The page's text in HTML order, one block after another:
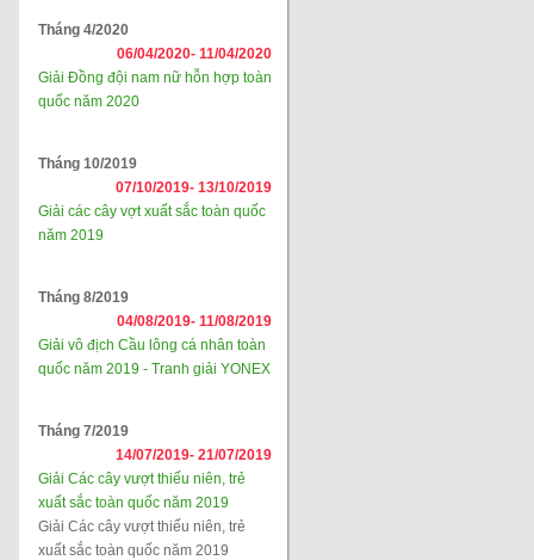
Tháng 4/2020
06/04/2020- 11/04/2020
Giải Đồng đội nam nữ hỗn hợp toàn
quốc năm 2020
Tháng 10/2019
07/10/2019- 13/10/2019
Giải các cây vợt xuất sắc toàn quốc
năm 2019
Tháng 8/2019
04/08/2019- 11/08/2019
Giải vô địch Cầu lông cá nhân toàn
quốc năm 2019 - Tranh giải YONEX
Tháng 7/2019
14/07/2019- 21/07/2019
Giải Các cây vượt thiếu niên, trẻ
xuất sắc toàn quốc năm 2019
Giải Các cây vượt thiếu niên, trẻ
xuất sắc toàn quốc năm 2019